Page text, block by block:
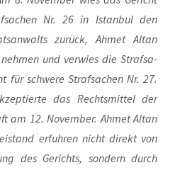
Nr. 26 in Istan­bul den
zurück, Ahmet Altan
und ver­wies die Straf­sa­
für schwe­re Straf­sa­chen Nr. 27.
das Rechts­mit­tel der
am 12. Novem­ber. Ahmet Altan
erfuh­ren nicht direkt von
des Gerichts, son­dern durch